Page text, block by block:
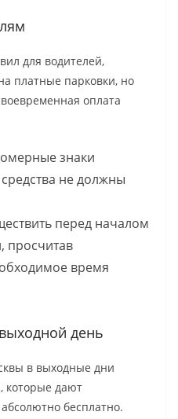
для водителей,
платные парковки, но
оплата
знаки
не должны
перед началом
просчитав
время
день
в выходные дни
которые дают
бесплатно.